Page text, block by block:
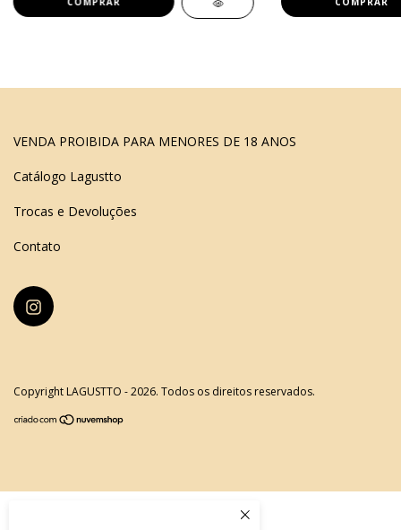
VENDA PROIBIDA PARA MENORES DE 18 ANOS
Catálogo Lagustto
Trocas e Devoluções
Contato
Copyright LAGUSTTO - 2026. Todos os direitos reservados.